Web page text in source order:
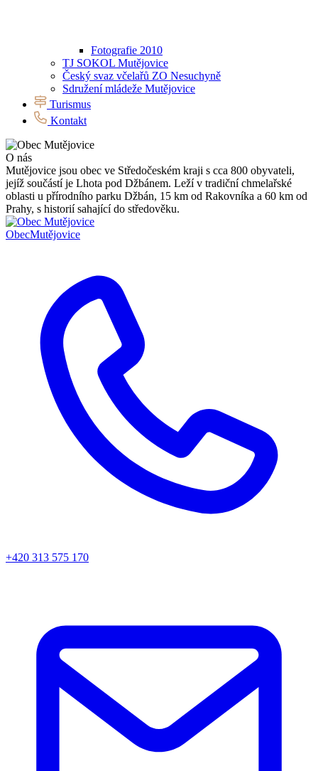
Fotografie 2010
TJ SOKOL Mutějovice
Český svaz včelařů ZO Nesuchyně
Sdružení mládeže Mutějovice
Turismus
Kontakt
O nás
Mutějovice jsou obec ve Středočeském kraji s cca 800 obyvateli,
jejíž součástí je Lhota pod Džbánem. Leží v tradiční chmelařské
oblasti u přírodního parku Džbán, 15 km od Rakovníka a 60 km od
Prahy, s historií sahající do středověku.
ObecMutějovice
+420 313 575 170